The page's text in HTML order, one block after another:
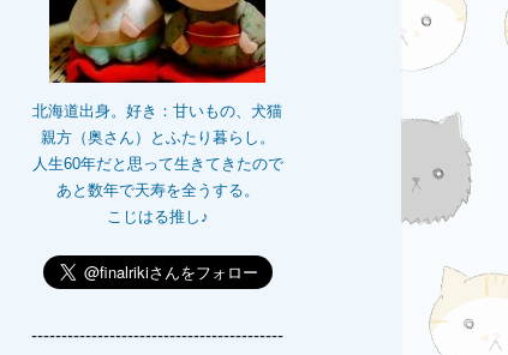
北海道出身。好き：甘いもの、犬猫
親方（奥さん）とふたり暮らし。
人生60年だと思って生きてきたので
あと数年で天寿を全うする。
こじはる推し♪
------------------------------------------